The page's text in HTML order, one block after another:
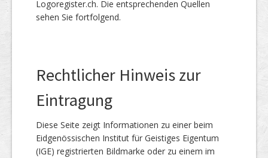
Logoregister.ch. Die entsprechenden Quellen
sehen Sie fortfolgend.
Rechtlicher Hinweis zur
Eintragung
Diese Seite zeigt Informationen zu einer beim
Eidgenössischen Institut für Geistiges Eigentum
(IGE) registrierten Bildmarke oder zu einem im